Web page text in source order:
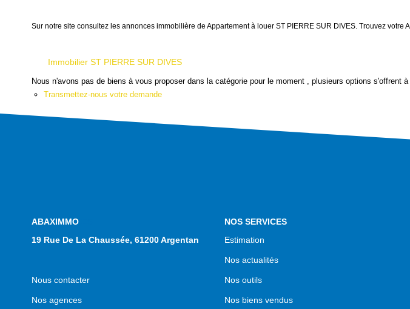
Sur notre site consultez les annonces immobilière de Appartement à louer ST PIERRE SUR DIVES. Trouvez
Immobilier ST PIERRE SUR DIVES
Nous n'avons pas de biens à vous proposer dans la catégorie pour le moment , plusieurs options s'offrent
Transmettez-nous votre demande
NOS AGENCES
19 Rue De La Chaussée, 61200 Argentan
Nous contacter
Nos agences
NOS SERVICES
Estimation
Nos actualités
Nos outils
Nos biens vendus